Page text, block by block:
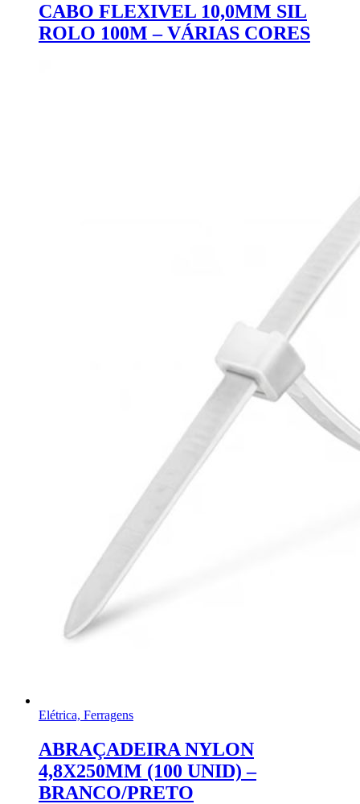
CABO FLEXIVEL 10,0MM SIL
ROLO 100M – VÁRIAS CORES
Elétrica, Ferragens
ABRAÇADEIRA NYLON
4,8X250MM (100 UNID) –
BRANCO/PRETO